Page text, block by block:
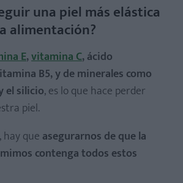
una piel más elástica
alimentación?
E,vitamina C, ácido
B5, y de minerales como
el silicio, es lo que hace perder
piel.
hay que asegurarnos de que la
contenga todos estos